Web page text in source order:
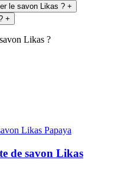
le savon Likas ? +
+
Likas ?
de savon Likas